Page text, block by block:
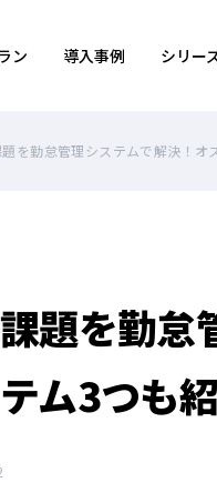
ン 導入事例 シリー
を勤怠管理システムで解決！オ
題を勤怠
ム3つも